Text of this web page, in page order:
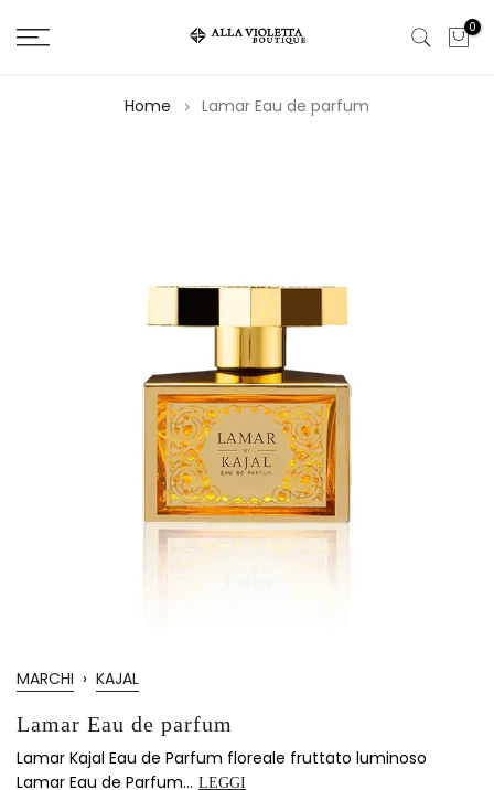
il
0
Home Lamar Eau de parfum
MARCHI › KAJAL
Lamar Eau de parfum
Lamar Kajal Eau de Parfum floreale fruttato luminoso
Lamar Eau de Parfum... LEGGI